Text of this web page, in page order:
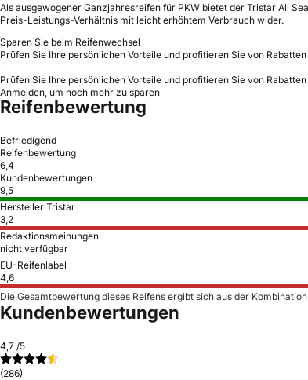
Als ausgewogener Ganzjahresreifen für PKW bietet der Tristar All
Preis-Leistungs-Verhältnis mit leicht erhöhtem Verbrauch wider.
Sparen Sie beim Reifenwechsel
Prüfen Sie Ihre persönlichen Vorteile und profitieren Sie von
Prüfen Sie Ihre persönlichen Vorteile und profitieren Sie von
Anmelden, um noch mehr zu sparen
Reifenbewertung
Befriedigend
Reifenbewertung
6,4
Kundenbewertungen
9,5
Hersteller Tristar
3,2
Redaktionsmeinungen
nicht verfügbar
EU-Reifenlabel
4,6
Die Gesamtbewertung dieses Reifens ergibt sich aus der
Kundenbewertungen
4,7 /5
(286)